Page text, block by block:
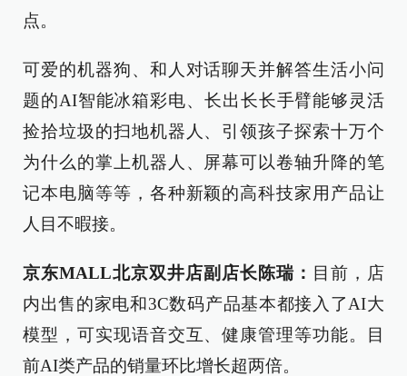
点。
可爱的机器狗、和人对话聊天并解答生活小问
题的AI智能冰箱彩电、长出长长手臂能够灵活
捡拾垃圾的扫地机器人、引领孩子探索十万个
为什么的掌上机器人、屏幕可以卷轴升降的笔
记本电脑等等，各种新颖的高科技家用产品让
人目不暇接。
京东MALL北京双井店副店长陈瑞： 目前，店
内出售的家电和3C数码产品基本都接入了AI大
模型，可实现语音交互、健康管理等功能。目
前AI类产品的销量环比增长超两倍。